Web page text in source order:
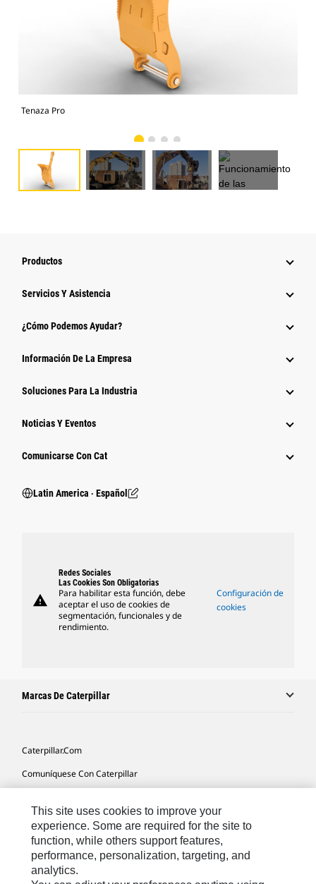
Tenaza Pro
Productos
Servicios Y Asistencia
¿Cómo Podemos Ayudar?
Información De La Empresa
Soluciones Para La Industria
Noticias Y Eventos
Comunicarse Con Cat
Latin America ‧ Español
warning
Redes Sociales
Las Cookies Son Obligatorias
Para habilitar esta función, debe
aceptar el uso de cookies de
segmentación, funcionales y de
rendimiento.
Configuración de
cookies
Marcas De Caterpillar
Caterpillar.com
Comuníquese Con Caterpillar
Mapa Del Sitio
Cookie Settings
Avisos Legales
This site uses cookies to improve your
experience. Some are required for the site to
function, while others support features,
performance, personalization, targeting, and
analytics.